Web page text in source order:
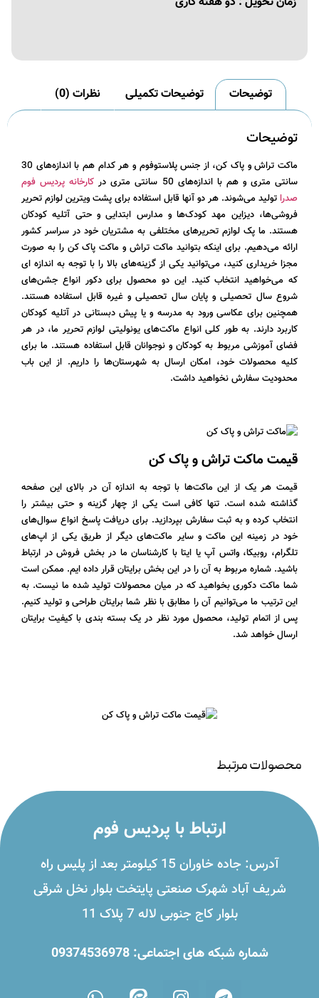
توضیحات توضیحات تکمیلی نظرات (0)
توضیحات
ماکت تراش و پاک کن
، از جنس پلاستوفوم و هر کدام هم با اندازه‌های 30
سانتی متری و هم با اندازه‌های 50 سانتی متری در
کارخانه پردیس فوم
صدرا تولید می‌شوند. هر دو آنها قابل استفاده برای پشت ویترین لوازم تحریر
فروشی‌ها، دیزاین مهد کودک‌ها و مدارس ابتدایی و حتی آتلیه کودکان
هستند. ما پک لوازم تحریرهای مختلفی به مشتریان خود در سراسر کشور
ارائه می‌دهیم. برای اینکه بتوانید ماکت تراش و ماکت پاک کن را به صورت
مجزا خریداری کنید، می‌توانید یکی از گزینه‌های بالا را با توجه به اندازه ای
که می‌خواهید انتخاب کنید. این دو محصول برای دکور انواع جشن‌های
شروع سال تحصیلی و پایان سال تحصیلی و غیره قابل استفاده هستند.
همچنین برای عکاسی ورود به مدرسه و یا پیش دبستانی در آتلیه کودکان
کاربرد دارند. به طور کلی انواع ماکت‌های یونولیتی لوازم تحریر ما، در هر
فضای آموزشی مربوط به کودکان و نوجوانان قابل استفاده هستند. ما برای
کلیه محصولات خود، امکان ارسال به شهرستان‌ها را داریم. از این باب
محدودیت سفارش نخواهید داشت.
قیمت ماکت تراش و پاک کن
قیمت هر یک از این ماکت‌ها با توجه به اندازه آن در بالای این صفحه
گذاشته شده است. تنها کافی است یکی از چهار گزینه و حتی بیشتر را
انتخاب کرده و به ثبت سفارش بپردازید. برای دریافت پاسخ انواع سوال‌های
خود در زمینه این ماکت و سایر ماکت‌های دیگر از طریق یکی از اپ‌های
تلگرام، روبیکا، واتس آپ یا ایتا با کارشناسان ما در بخش فروش در ارتباط
باشید. شماره مربوط به آن را در این بخش برایتان قرار داده ایم. ممکن است
شما ماکت دکوری بخواهید که در میان محصولات تولید شده ما نیست. به
این ترتیب ما می‌توانیم آن را مطابق با نظر شما برایتان طراحی و تولید کنیم.
پس از اتمام تولید، محصول مورد نظر در یک بسته بندی با کیفیت برایتان
ارسال خواهد شد.
محصولات مرتبط
ارتباط با پردیس فوم
آدرس: جاده خاوران 15 کیلومتر بعد از پلیس راه
شریف آباد شهرک صنعتی پایتخت بلوار نخل شرقی
بلوار کاج جنوبی لاله 7 پلاک 11
شماره شبکه های اجتماعی: 09374536978